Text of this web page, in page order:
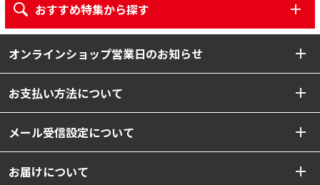
おすすめ特集から探す
オンラインショップ営業日のお知らせ
お支払い方法について
メール受信設定について
お届けについて